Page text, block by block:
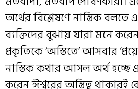
অর্থের বিশ্লেষণে নাস্তিক বলতে
ব্যক্তিদের বুঝায় যারা মনে
প্রকৃতিকে ‘অস্তিতে’ আসবার
নাস্তিক কথার আসল অর্থ হচ্ছে
করেন ঈশ্বরের অস্তিত্ব